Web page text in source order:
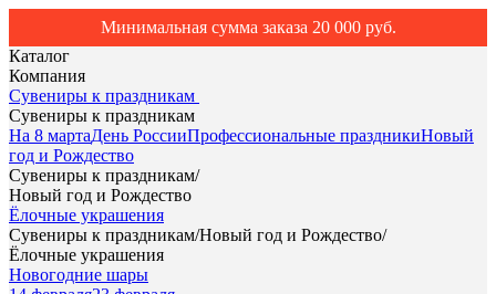
Минимальная сумма заказа 20 000 руб.
Каталог
Компания
Сувениры к праздникам
Сувениры к праздникам
На 8 мартаДень РоссииПрофессиональные праздникиНовый
год и Рождество
Сувениры к праздникам/
Новый год и Рождество
Ёлочные украшения
Сувениры к праздникам/Новый год и Рождество/
Ёлочные украшения
Новогодние шары